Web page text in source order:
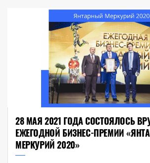
28 МАЯ 2021 ГОДА СОСТОЯЛОСЬ
ЕЖЕГОДНОЙ БИЗНЕС-ПРЕМИИ
МЕРКУРИЙ 2020»